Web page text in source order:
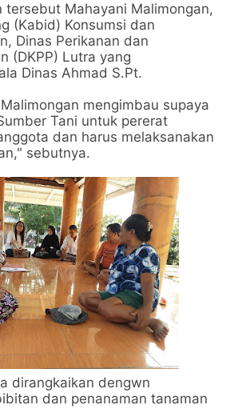
tersebut Mahayani Malimongan,
(Kabid) Konsumsi dan
Dinas Perikanan dan
(DKPP) Lutra yang
Dinas Ahmad S.Pt.
mengimbau supaya
Tani untuk pererat
dan harus melaksanakan
sebutnya.
dirangkaikan dengwn
dan penanaman tanaman